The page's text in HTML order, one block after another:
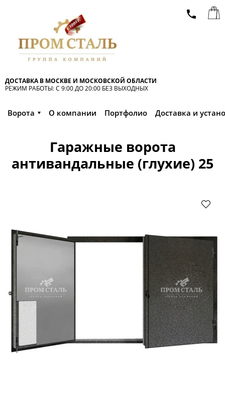
ДОСТАВКА В МОСКВЕ И МОСКОВСКОЙ ОБЛАСТИ
РЕЖИМ РАБОТЫ: С 9:00 ДО 20:00 БЕЗ ВЫХОДНЫХ
Ворота О компании Портфолио Доставка и
Гаражные ворота
антивандальные (глухие) 25